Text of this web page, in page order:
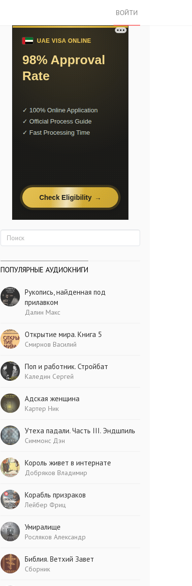
ВОЙТИ
ПОПУЛЯРНЫЕ АУДИОКНИГИ
Рукопись, найденная под
прилавком
Далин Макс
Открытие мира. Книга 5
Смирнов Василий
Поп и работник. Стройбат
Каледин Сергей
Адская женщина
Картер Ник
Утеха падали. Часть III. Эндшпиль
Симмонс Дэн
Король живет в интернате
Добряков Владимир
Корабль призраков
Лейбер Фриц
Умиралище
Росляков Александр
Библия. Ветхий Завет
Сборник